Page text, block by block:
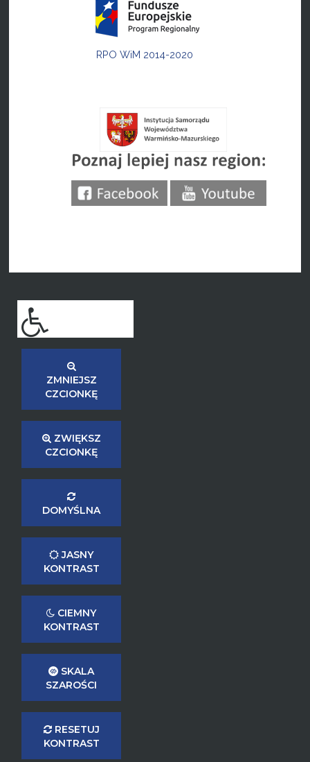
RPO WiM 2014-2020
ZMNIEJSZ
CZCIONKĘ
ZWIĘKSZ
CZCIONKĘ
DOMYŚLNA
JASNY
KONTRAST
CIEMNY
KONTRAST
SKALA
SZAROŚCI
RESETUJ
KONTRAST